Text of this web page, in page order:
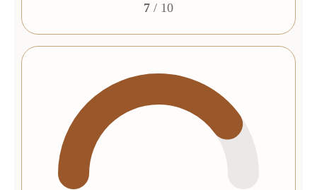
7 / 10